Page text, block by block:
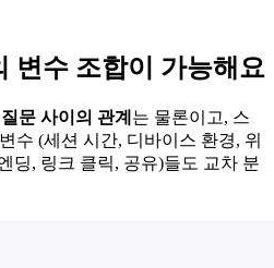
변수 조합이 가능해요
문 사이의 관계 는 물론이고, 스
수 (세션 시간, 디바이스 환경, 위
딩, 링크 클릭, 공유)들도 교차 분